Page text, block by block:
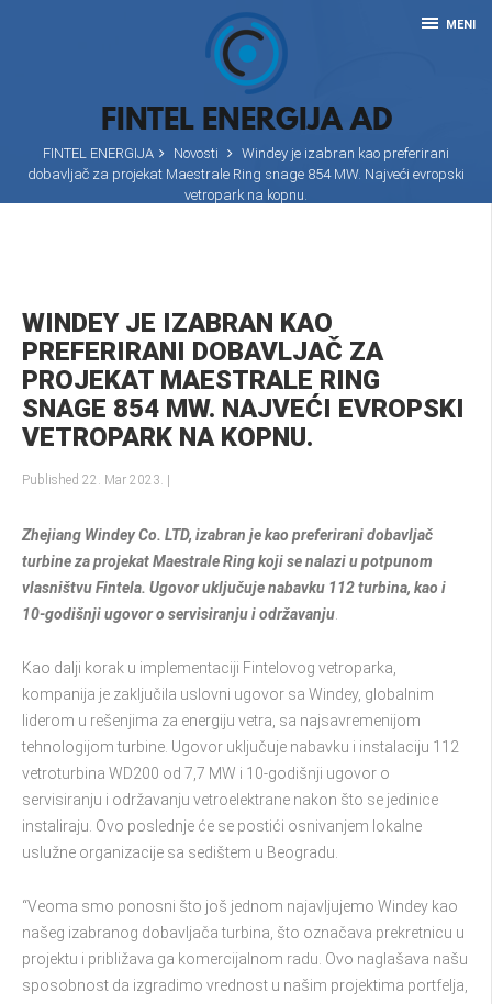
MENI
FINTEL ENERGIJA AD
FINTEL ENERGIJA Novosti
Windey je izabran kao preferirani
dobavljač za projekat Maestrale Ring snage 854 MW. Najveći evropski
vetropark na kopnu.
WINDEY JE IZABRAN KAO
PREFERIRANI DOBAVLJAČ ZA
PROJEKAT MAESTRALE RING
SNAGE 854 MW. NAJVEĆI EVROPSKI
VETROPARK NA KOPNU.
Published 22. Mar 2023.
Zhejiang Windey Co. LTD, izabran je kao preferirani dobavljač
turbine za projekat Maestrale Ring koji se nalazi u potpunom
vlasništvu Fintela. Ugovor uključuje nabavku 112 turbina, kao i
10-godišnji ugovor o servisiranju i održavanju
Kao dalji korak u implementaciji Fintelovog vetroparka,
kompanija je zaključila uslovni ugovor sa Windey, globalnim
liderom u rešenjima za energiju vetra, sa najsavremenijom
tehnologijom turbine. Ugovor uključuje nabavku i instalaciju 112
vetroturbina WD200 od 7,7 MW i 10-godišnji ugovor o
servisiranju i održavanju vetroelektrane nakon što se jedinice
instaliraju. Ovo poslednje će se postići osnivanjem lokalne
uslužne organizacije sa sedištem u Beogradu.
“Veoma smo ponosni što još jednom najavljujemo Windey kao
našeg izabranog dobavljača turbina, što označava prekretnicu u
projektu i približava ga komercijalnom radu. Ovo naglašava našu
sposobnost da izgradimo vrednost u našim projektima portfelja,